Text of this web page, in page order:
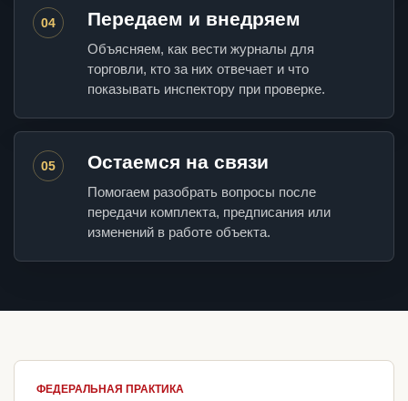
04 Передаем и внедряем
Объясняем, как вести журналы для
торговли, кто за них отвечает и что
показывать инспектору при проверке.
05 Остаемся на связи
Помогаем разобрать вопросы после
передачи комплекта, предписания или
изменений в работе объекта.
ФЕДЕРАЛЬНАЯ ПРАКТИКА